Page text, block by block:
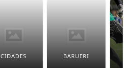
CIDADES BARUERI